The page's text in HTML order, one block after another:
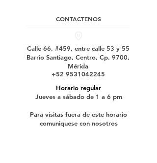
CONTACTENOS
Calle 66, #459, entre calle 53 y 55
Barrio Santiago, Centro, Cp. 9700,
Mérida
+52 9531042245
Horario regular
Jueves a sábado de 1 a 6 pm
Para visitas fuera de este horario
comuniquese con nosotros